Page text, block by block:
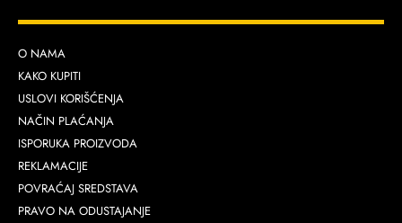
O NAMA
KAKO KUPITI
USLOVI KORIŠĆENJA
NAČIN PLAĆANJA
ISPORUKA PROIZVODA
REKLAMACIJE
POVRAĆAJ SREDSTAVA
PRAVO NA ODUSTAJANJE